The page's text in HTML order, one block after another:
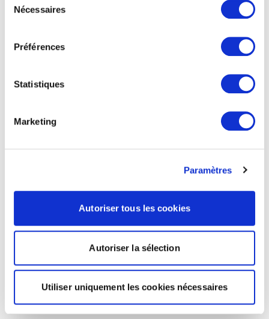
Nécessaires
Préférences
Statistiques
Marketing
Paramètres
Autoriser tous les cookies
Autoriser la sélection
Utiliser uniquement les cookies nécessaires